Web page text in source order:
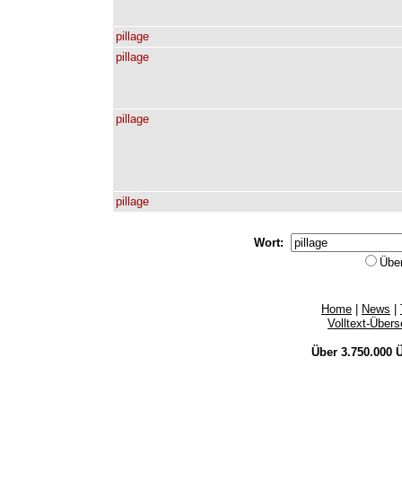
pillage
pillage
pillage
pillage
Wort:
Home News
Volltext-
Über 3.750.000